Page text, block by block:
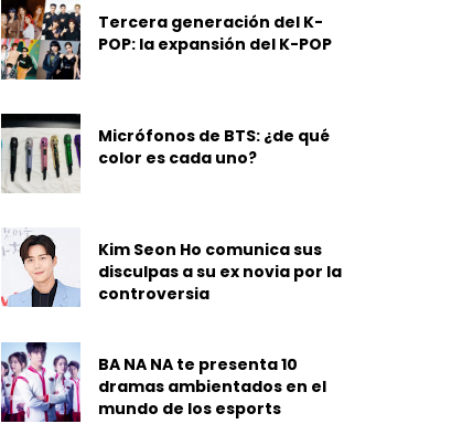
Tercera generación del K-
POP: la expansión del K-POP
Micrófonos de BTS: ¿de qué
color es cada uno?
Kim Seon Ho comunica sus
disculpas a su ex novia por la
controversia
BA NA NA te presenta 10
dramas ambientados en el
mundo de los esports